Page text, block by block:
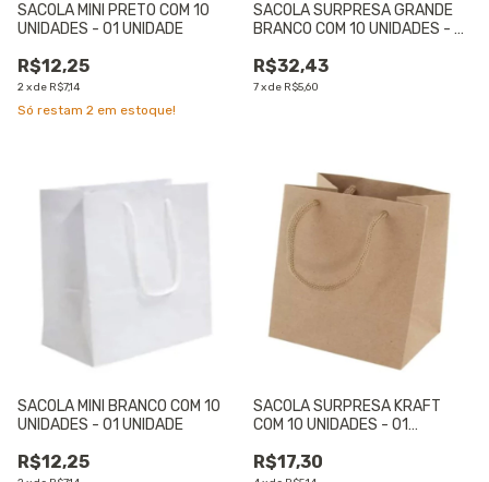
SACOLA MINI PRETO COM 10
UNIDADES - 01 UNIDADE
R$12,25
2xde R$7,14
Só restam 2 em estoque!
SACOLA SURPRESA GRANDE
BRANCO COM 10 UNIDADES - 01
R$32,43
7xde R$5,60
SACOLA MINI BRANCO COM 10
UNIDADES - 01 UNIDADE
R$12,25
SACOLA SURPRESA KRAFT
COM 10 UNIDADES - 01
R$17,30